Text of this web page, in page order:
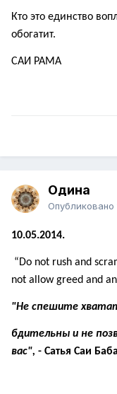
Кто это единство
обогатит.
САИ РАМА
Одина
Опубликовано
10.05.2014.
“Do not rush and
not allow greed and
"Не спешите
бдительны и не
вас", - Сатья Саи